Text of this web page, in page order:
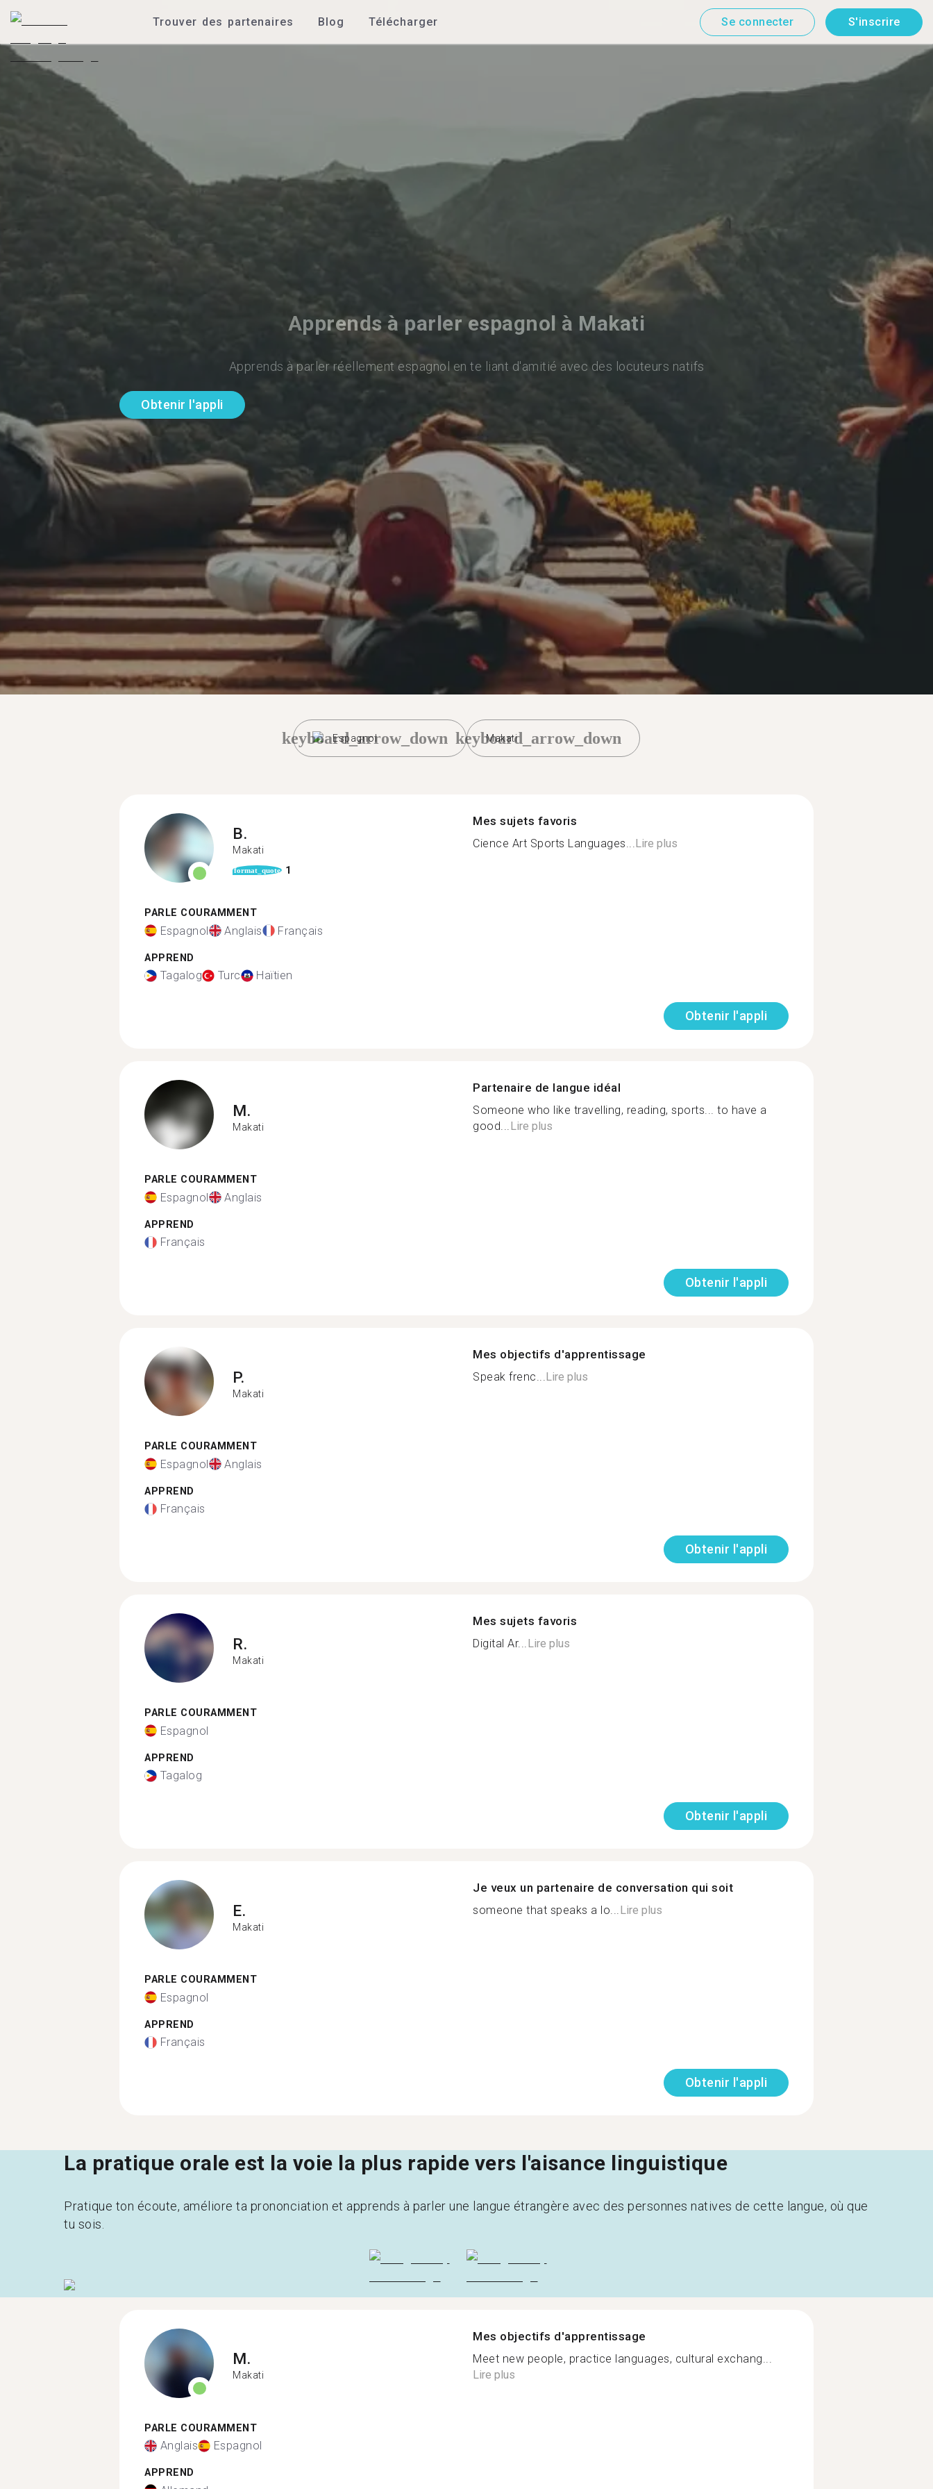
Trouver des partenaires Blog Télécharger Se connecter S'inscrire
Apprends à parler espagnol à Makati
Apprends à parler réellement espagnol en te liant d'amitié avec des locuteurs natifs
Obtenir l'appli
Espagnol
keyboard_arrow_down Makati
keyboard_arrow_down
B.
Makati
format_quote 1
PARLE COURAMMENT
Espagnol Anglais Français
APPREND
Tagalog Turc Haïtien
Mes sujets favoris
Cience Art Sports Languages...Lire plus
Obtenir l'appli
M.
Makati
PARLE COURAMMENT
Espagnol Anglais
APPREND
Français
Partenaire de langue idéal
Someone who like travelling, reading, sports... to have a
good...Lire plus
Obtenir l'appli
P.
Makati
PARLE COURAMMENT
Espagnol Anglais
APPREND
Français
Mes objectifs d'apprentissage
Speak frenc...Lire plus
Obtenir l'appli
R.
Makati
PARLE COURAMMENT
Espagnol
APPREND
Tagalog
Mes sujets favoris
Digital Ar...Lire plus
Obtenir l'appli
E.
Makati
PARLE COURAMMENT
Espagnol
APPREND
Français
Je veux un partenaire de conversation qui soit
someone that speaks a lo...Lire plus
Obtenir l'appli
La pratique orale est la voie la plus rapide vers l'aisance linguistique
Pratique ton écoute, améliore ta prononciation et apprends à parler une langue étrangère avec des personnes natives de cette langue, où que
tu sois.
M.
Makati
PARLE COURAMMENT
Anglais Espagnol
APPREND
Mes objectifs d'apprentissage
Meet new people, practice languages, cultural exchang...
Lire plus